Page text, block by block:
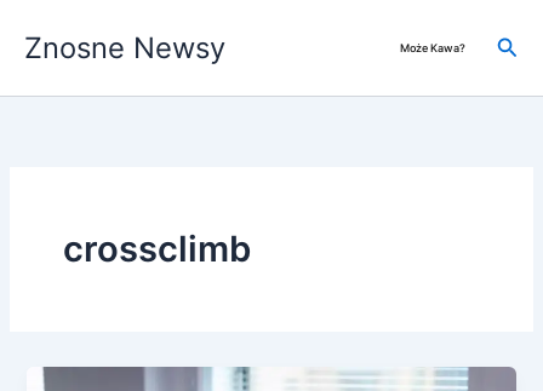
Znosne Newsy Może Kawa?
crossclimb